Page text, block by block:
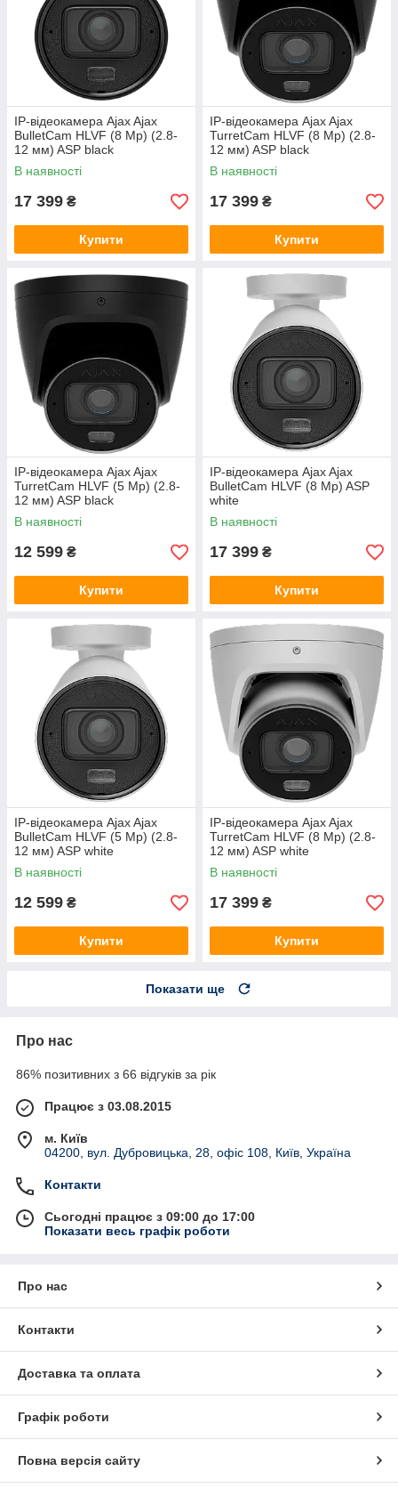
IP-відеокамера Ajax Ajax
BulletCam HLVF (8 Mp) (2.8-
12 мм) ASP black
В наявності
17 399 ₴
Купити
IP-відеокамера Ajax Ajax
TurretCam HLVF (8 Mp) (2.8-
12 мм) ASP black
В наявності
17 399 ₴
Купити
IP-відеокамера Ajax Ajax
TurretCam HLVF (5 Mp) (2.8-
12 мм) ASP black
В наявності
12 599 ₴
Купити
IP-відеокамера Ajax Ajax
BulletCam HLVF (8 Mp) ASP
white
В наявності
17 399 ₴
Купити
IP-відеокамера Ajax Ajax
BulletCam HLVF (5 Mp) (2.8-
12 мм) ASP white
В наявності
12 599 ₴
Купити
IP-відеокамера Ajax Ajax
TurretCam HLVF (8 Mp) (2.8-
12 мм) ASP white
В наявності
17 399 ₴
Купити
Показати ще
Про нас
86% позитивних з 66 відгуків за рік
Працює з 03.08.2015
м. Київ
04200, вул. Дубровицька, 28, офіс 108, Київ, Україна
Контакти
Сьогодні працює з 09:00 до 17:00
Показати весь графік роботи
Про нас
Контакти
Доставка та оплата
Графік роботи
Повна версія сайту